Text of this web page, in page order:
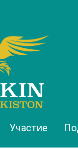
Участие